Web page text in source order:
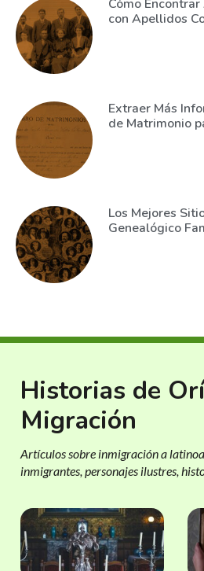
Cómo
con Apellidos
Extraer Más
de Matrimonio
Los Mejores
Genealógico
Historias de
Migración
Artículos sobre inmigración a
inmigrantes, personajes ilustres,